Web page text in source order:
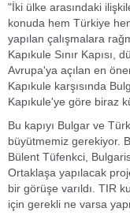
"İki ülke arasındaki
konuda hem Türkiye
yapılan çalışmalara
Kapıkule Sınır Kapısı,
Avrupa'ya açılan en
Kapıkule karşısında
Kapıkule'ye göre biraz
Bu kapıyı Bulgar ve
büyütmemiz gerekiyor.
Bülent Tüfenkci,
Ortaklaşa yapılacak
bir görüşe varıldı. TIR
için gerekli ne varsa